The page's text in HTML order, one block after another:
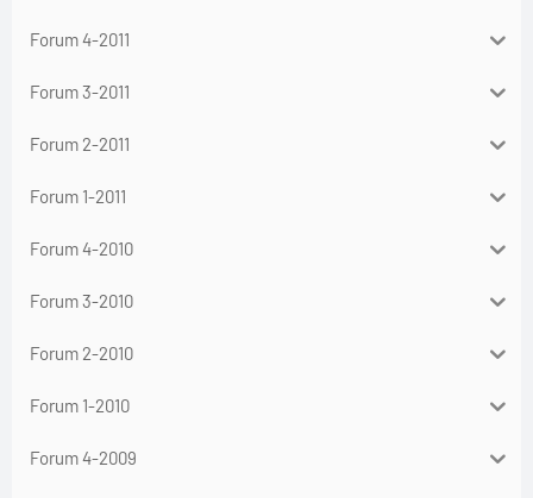
Forum 4-2011
Forum 3-2011
Forum 2-2011
Forum 1-2011
Forum 4-2010
Forum 3-2010
Forum 2-2010
Forum 1-2010
Forum 4-2009